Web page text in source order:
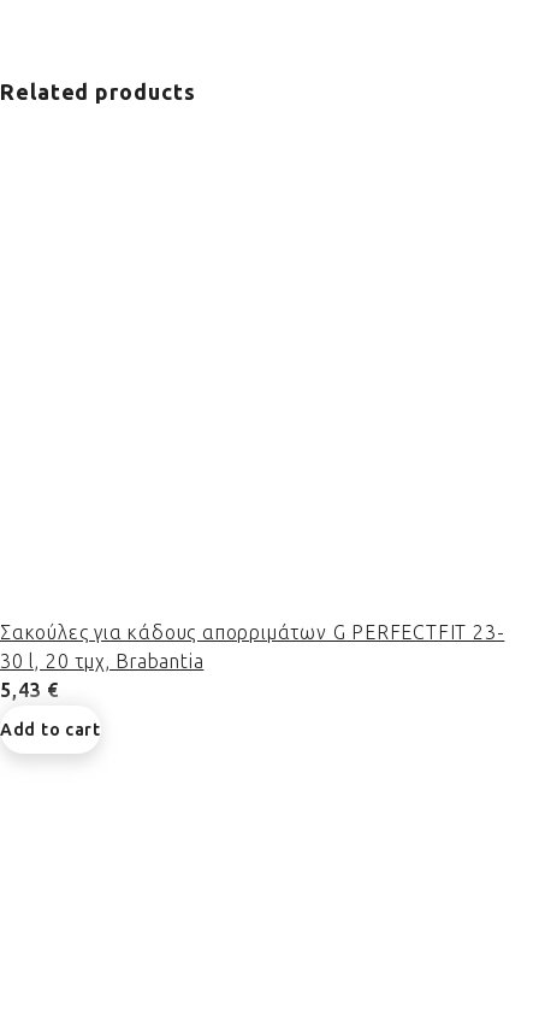
Related products
Σακούλες για κάδους απορριμάτων G PERFECTFIT 23-
30 l, 20 τμχ, Brabantia
5,43 €
Add to cart